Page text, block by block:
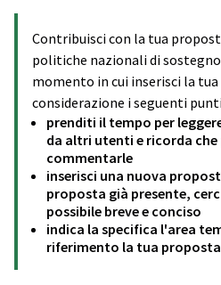
Contribuisci con la tua
politiche nazionali di
momento in cui inserisci la
considerazione i seguenti
prenditi il tempo per
da altri utenti e ricorda
commentarle
inserisci una nuova
proposta già presente,
possibile breve e conciso
indica la specifica l'area
riferimento la tua proposta